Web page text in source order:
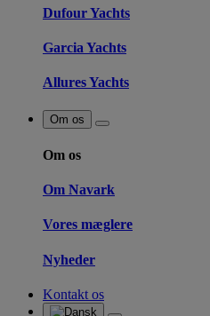
Dufour Yachts
Garcia Yachts
Allures Yachts
Om os
Om os
Om Navark
Vores mæglere
Nyheder
Kontakt os